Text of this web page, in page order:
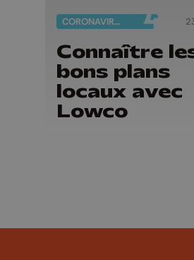
CORONAVIRUS
Connaître
bons plans
locaux avec
Lowco